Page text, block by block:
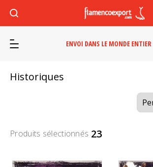
ENVOI DANS LE MONDE ENTIER
Historiques
Produits sélectionnés 23